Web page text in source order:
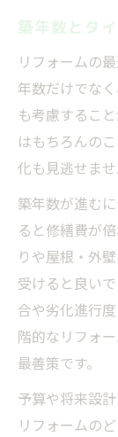
築年数とタ
リフォームの
年数だけでな
も考慮するこ
はもちろんの
化も見逃せませ
築年数が進む
ると修繕費が
りや屋根・外
受けると良い
合や劣化進行
階的なリフォ
最善策です。
予算や将来設
リフォームの